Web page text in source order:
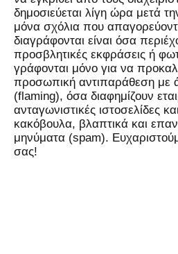
δημοσιεύεται λίγη ώρα μετά
μόνα σχόλια που
διαγράφονται είναι όσα
προσβλητικές εκφράσεις ή
γράφονται μόνο για να
προσωπική αντιπαράθεση με
(flaming), όσα διαφημίζουν
ανταγωνιστικές ιστοσελίδες
κακόβουλα, βλαπτικά και
μηνύματα (spam).
σας!